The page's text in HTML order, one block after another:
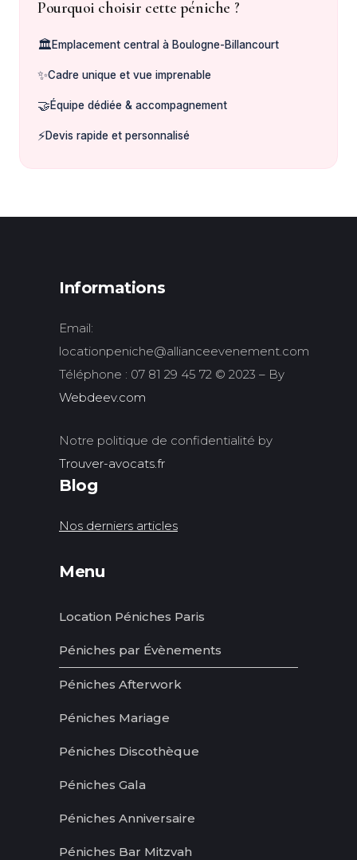
Pourquoi choisir cette péniche ?
🏛️Emplacement central à Boulogne-Billancourt
✨Cadre unique et vue imprenable
🤝Équipe dédiée & accompagnement
⚡Devis rapide et personnalisé
Informations
Email:
locationpeniche@allianceevenement.com
Téléphone : 07 81 29 45 72 © 2023 – By
Webdeev.com
Notre politique de confidentialité by
Trouver-avocats.fr
Blog
Nos derniers articles
Menu
Location Péniches Paris
Péniches par Évènements
Péniches Afterwork
Péniches Mariage
Péniches Discothèque
Péniches Gala
Péniches Anniversaire
Péniches Bar Mitzvah